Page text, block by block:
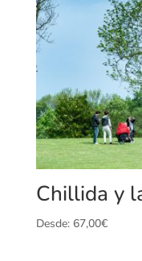
Chillida y
Desde: 67,00€